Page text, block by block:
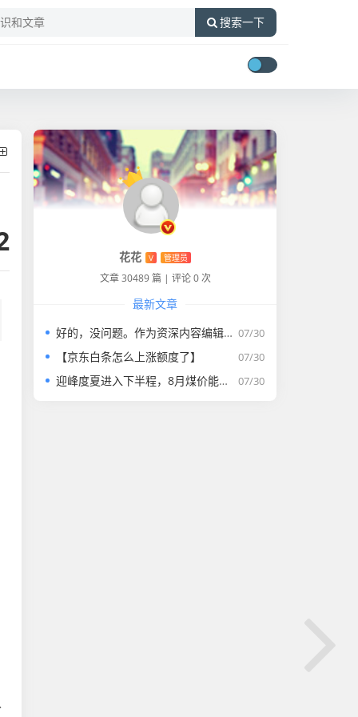
搜索一下
花花 V 管理员
文章 30489 篇 | 评论 0 次
最新文章
07/30
好的，没问题。作为资深内容编辑，我将为您打造一篇符合要求的专业教程文章。
07/30
【京东白条怎么上涨额度了】
07/30
迎峰度夏进入下半程，8月煤价能否走强？